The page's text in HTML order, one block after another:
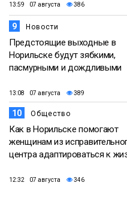
13:59 07 августа 386
9 Новости
Предстоящие выходные в
Норильске будут зябкими,
пасмурными и дождливыми
13:08 07 августа 389
10 Общество
Как в Норильске помогают
женщинам из
центра адаптироваться к
12:32 07 августа 346